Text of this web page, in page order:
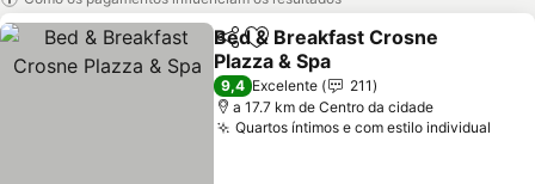
PartilharAdicionar aos favoritos
Bed & Breakfast Crosne
Plazza & Spa
Ver preços
9,4 Excelente
211
a 17.7 km de Centro da cidade
Quartos íntimos e com estilo individual